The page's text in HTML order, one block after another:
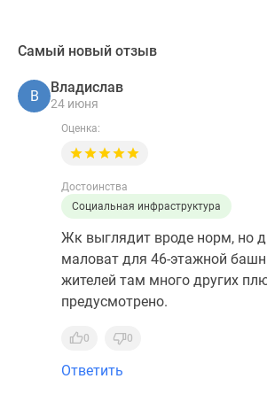
Самый новый отзыв
В
Владислав
24 июня
Оценка:
Достоинства
Социальная инфраструктура
Жк выглядит вроде норм, но
маловат для 46-этажной
жителей там много других
предусмотрено.
0 0
Ответить